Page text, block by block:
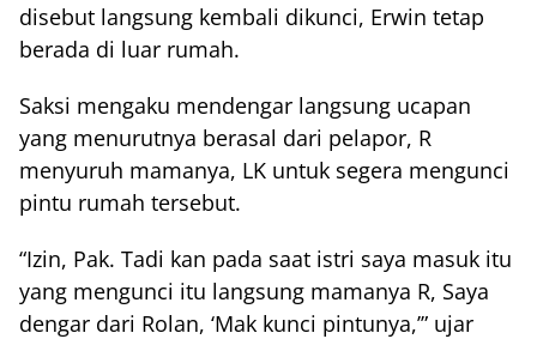
disebut langsung kembali dikunci, Erwin tetap
berada di luar rumah.
Saksi mengaku mendengar langsung ucapan
yang menurutnya berasal dari pelapor, R
menyuruh mamanya, LK untuk segera mengunci
pintu rumah tersebut.
“Izin, Pak. Tadi kan pada saat istri saya masuk itu
yang mengunci itu langsung mamanya R, Saya
dengar dari Rolan, ‘Mak kunci pintunya,’” ujar